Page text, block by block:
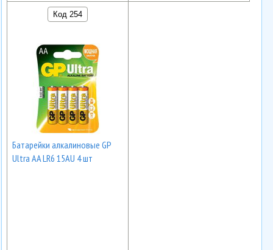
Код 254
Батарейки алкалиновые GP
Ultra AA LR6 15AU 4 шт